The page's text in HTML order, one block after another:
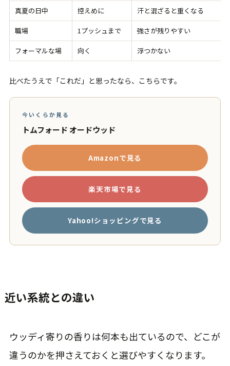
真夏の日中 控えめに 汗と混ざると重くなる
職場 1プッシュまで 強さが残りやすい
フォーマルな場 向く 浮つかない
比べたうえで「これだ」と思ったなら、こちらです。
今いくらか見る
トムフォード オードウッド
Amazonで見る
楽天市場で見る
Yahoo!ショッピングで見る
近い系統との違い
ウッディ寄りの香りは何本も出ているので、どこが
違うのかを押さえておくと選びやすくなります。